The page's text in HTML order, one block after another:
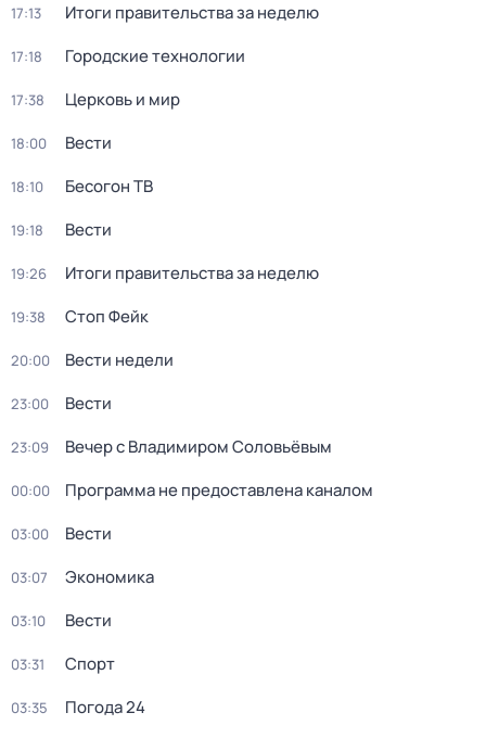
17:13 Итоги правительства за неделю
17:18 Городские технологии
17:38 Церковь и мир
18:00 Вести
18:10 Бесогон ТВ
19:18 Вести
19:26 Итоги правительства за неделю
19:38 Стоп Фейк
20:00 Вести недели
23:00 Вести
23:09 Вечер с Владимиром Соловьёвым
00:00 Программа не предоставлена каналом
03:00 Вести
03:07 Экономика
03:10 Вести
03:31 Спорт
03:35 Погода 24